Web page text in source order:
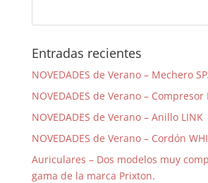
Entradas recientes
NOVEDADES de Verano – Mechero
NOVEDADES de Verano – Compresor
NOVEDADES de Verano – Anillo LINK
NOVEDADES de Verano – Cordón
Auriculares – Dos modelos muy
gama de la marca Prixton.